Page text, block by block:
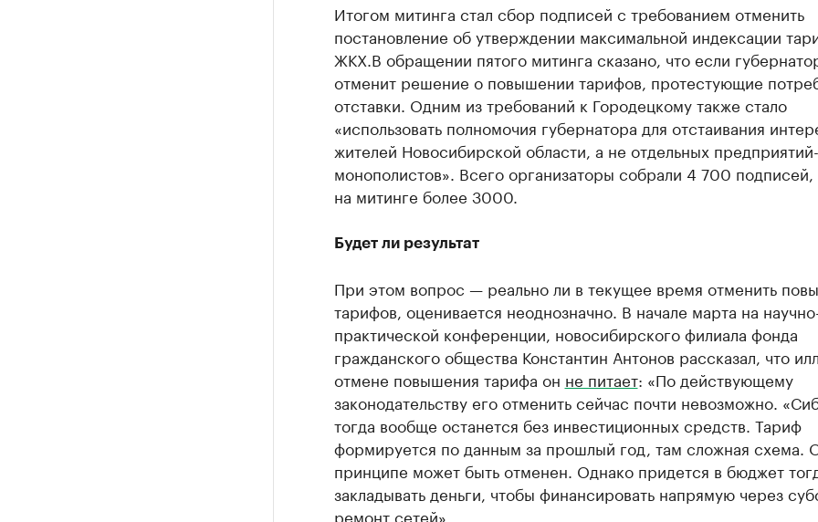
Итогом митинга стал сбор подписей с требованием отменить
постановление об утверждении максимальной индексации
ЖКХ.В обращении пятого митинга сказано, что если
отменит решение о повышении тарифов, протестующие
отставки. Одним из требований к Городецкому также стало
«использовать полномочия губернатора для отстаивания
жителей Новосибирской области, а не отдельных предприятий-
монополистов». Всего организаторы собрали 4 700 подписей,
на митинге более 3000.
Будет ли результат
При этом вопрос — реально ли в текущее время отменить
тарифов, оценивается неоднозначно. В начале марта на
практической конференции, новосибирского филиала фонда
гражданского общества Константин Антонов рассказал, что
отмене повышения тарифа он не питает: «По действующему
законодательству его отменить сейчас почти невозможно.
тогда вообще останется без инвестиционных средств. Тариф
формируется по данным за прошлый год, там сложная схема.
принципе может быть отменен. Однако придется в бюджет
закладывать деньги, чтобы финансировать напрямую через
ремонт сетей».